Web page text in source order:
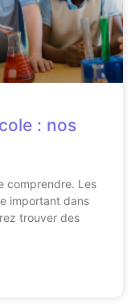
: nos
comprendre. Les
important dans
trouver des